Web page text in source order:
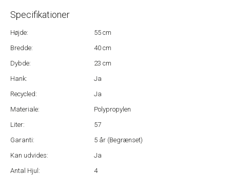
Specifikationer
Højde:
55 cm
Bredde:
40 cm
Dybde:
23 cm
Hank:
Ja
Recycled:
Ja
Materiale:
Polypropylen
Liter:
57
Garanti:
5 år (Begrænset)
Kan udvides:
Ja
Antal Hjul:
4